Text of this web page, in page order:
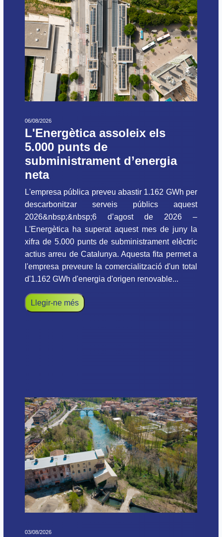
06/08/2026
L'Energètica assoleix els
5.000 punts de
subministrament d’energia
neta
L'empresa pública preveu abastir 1.162 GWh per
descarbonitzar serveis públics aquest
2026&nbsp;&nbsp;6 d’agost de 2026 –
L'Energètica ha superat aquest mes de juny la
xifra de 5.000 punts de subministrament elèctric
actius arreu de Catalunya. Aquesta fita permet a
l'empresa preveure la comercialització d'un total
d'1.162 GWh d'energia d'origen renovable...
Llegir-ne més
03/08/2026